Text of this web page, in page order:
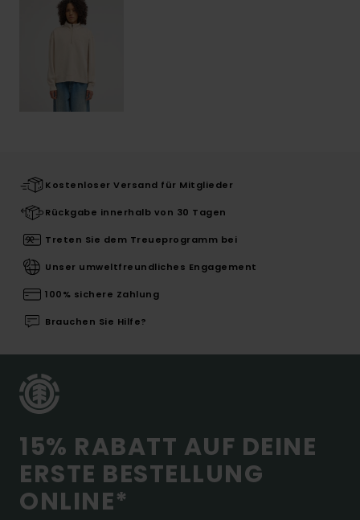
Kostenloser Versand für Mitglieder
Rückgabe innerhalb von 30 Tagen
Treten Sie dem Treueprogramm bei
Unser umweltfreundliches Engagement
100% sichere Zahlung
Brauchen Sie Hilfe?
15% RABATT AUF DEINE
ERSTE BESTELLUNG
ONLINE*